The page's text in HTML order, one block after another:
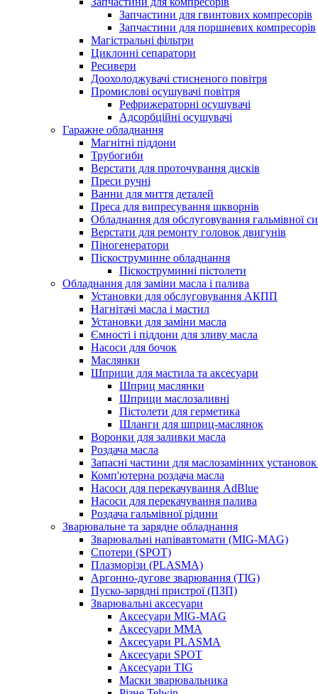
Запчастини для гвинтових компресорів
Запчастини для поршневих компресорів
Магістральні фільтри
Циклонні сепаратори
Ресивери
Доохолоджувачі стисненого повітря
Промислові осушувачі повітря
Рефрижераторні осушувачі
Адсорбційні осушувачі
Гаражне обладнання
Магнітні піддони
Трубогиби
Верстати для проточування дисків
Преси ручні
Ванни для миття деталей
Преса для випресування шкворнів
Обладнання для обслуговування гальмівної
Верстати для ремонту головок двигунів
Піногенератори
Піскоструминне обладнання
Піскоструминні пістолети
Обладнання для заміни масла і палива
Установки для обслуговування АКПП
Нагнітачі масла і мастил
Установки для заміни масла
Ємності і піддони для зливу масла
Насоси для бочок
Маслянки
Шприци для мастила та аксесуари
Шприц маслянки
Шприци маслозаливні
Пістолети для герметика
Шланги для шприц-маслянок
Воронки для заливки масла
Роздача масла
Запасні частини для маслозамінних установок
Комп'ютерна роздача масла
Насоси для перекачування AdBlue
Насоси для перекачування палива
Роздача гальмівної рідини
Зварювальне та зарядне обладнання
Зварювальні напівавтомати (MIG-MAG)
Спотери (SPOT)
Плазморізи (PLASMA)
Аргонно-дугове зварювання (TIG)
Пуско-зарядні пристрої (ПЗП)
Зварювальні аксесуари
Аксесуари MIG-MAG
Аксесуари MMA
Аксесуари PLASMA
Аксесуари SPOT
Аксесуари TIG
Маски зварювальника